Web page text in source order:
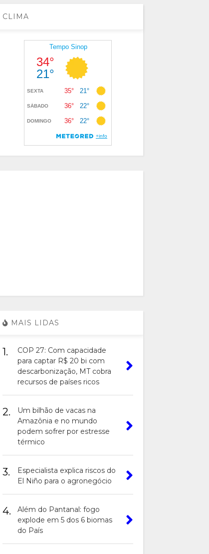
CLIMA
MAIS LIDAS
1.
COP 27: Com capacidade
para captar R$ 20 bi com
descarbonização, MT cobra
recursos de países ricos
2.
Um bilhão de vacas na
Amazônia e no mundo
podem sofrer por estresse
térmico
3.
Especialista explica riscos do
El Niño para o agronegócio
4.
Além do Pantanal: fogo
explode em 5 dos 6 biomas
do País